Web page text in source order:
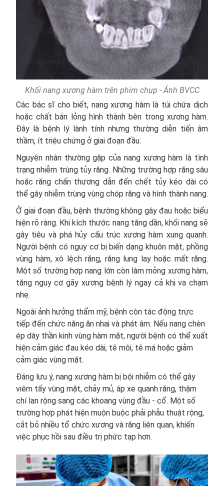
Khối nang xương hàm trên phim chụp - Ảnh BVCC
Các bác sĩ cho biết, nang xương hàm là túi chứa dịch
hoặc chất bán lỏng hình thành bên trong xương hàm.
Đây là bệnh lý lành tính nhưng thường diễn tiến âm
thầm, ít triệu chứng ở giai đoạn đầu.
Nguyên nhân thường gặp của nang xương hàm là tình
trạng nhiễm trùng tủy răng. Những trường hợp răng sâu
hoặc răng chấn thương dẫn đến chết tủy kéo dài có
thể gây nhiễm trùng vùng chóp răng và hình thành nang.
Ở giai đoạn đầu, bệnh thường không gây đau hoặc biểu
hiện rõ ràng. Khi kích thước nang tăng dần, khối nang sẽ
gây tiêu và phá hủy cấu trúc xương hàm xung quanh.
Người bệnh có nguy cơ bị biến dạng khuôn mặt, phồng
vùng hàm, xô lệch răng, răng lung lay hoặc mất răng.
Một số trường hợp nang lớn còn làm mỏng xương hàm,
tăng nguy cơ gãy xương bệnh lý ngay cả khi va chạm
nhẹ.
Ngoài ảnh hưởng thẩm mỹ, bệnh còn tác động trực
tiếp đến chức năng ăn nhai và phát âm. Nếu nang chèn
ép dây thần kinh vùng hàm mặt, người bệnh có thể xuất
hiện cảm giác đau kéo dài, tê môi, tê má hoặc giảm
cảm giác vùng mặt.
Đáng lưu ý, nang xương hàm bị bội nhiễm có thể gây
viêm tấy vùng mặt, chảy mủ, áp xe quanh răng, thậm
chí lan rộng sang các khoang vùng đầu - cổ. Một số
trường hợp phát hiện muộn buộc phải phẫu thuật rộng,
cắt bỏ nhiều tổ chức xương và răng liên quan, khiến
việc phục hồi sau điều trị phức tạp hơn.